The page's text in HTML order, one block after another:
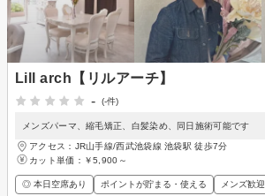
Lill arch【リルアーチ】
-
(-件)
メンズパーマ、縮毛矯正、白髪染め、同日施術可能です
アクセス：JR山手線/西武池袋線 池袋駅 徒歩7分
カット単価： ￥5,900～
◎ 本日空席あり ポイントが貯まる・使える メンズ歓迎